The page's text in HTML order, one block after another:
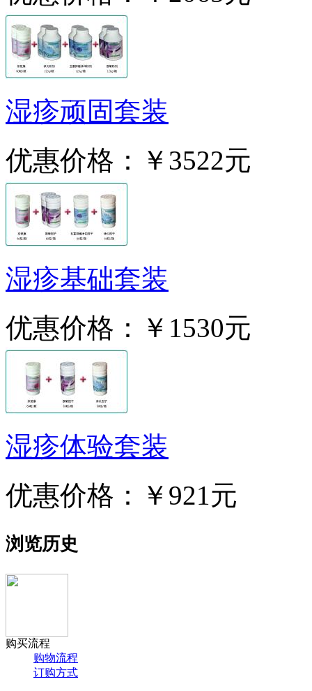
湿疹顽固套装
优惠价格：
￥3522元
湿疹基础套装
优惠价格：
￥1530元
湿疹体验套装
优惠价格：
￥921元
浏览历史
购买流程
购物流程
订购方式